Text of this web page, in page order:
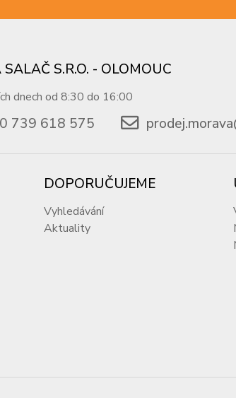
SALAČ S.R.O. - OLOMOUC
dnech od 8:30 do 16:00
739 618 575
DOPORUČUJEME
Vyhledávání
Aktuality